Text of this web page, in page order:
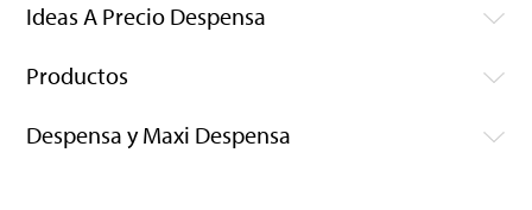
Ideas A Precio Despensa
Productos
Despensa y Maxi Despensa